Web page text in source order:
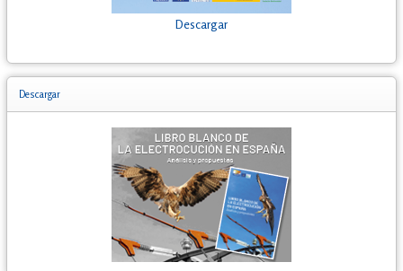
Descargar
Descargar